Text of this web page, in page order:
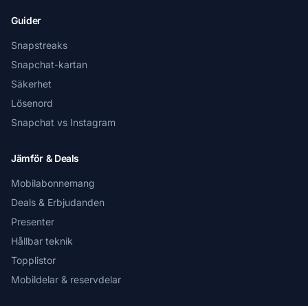
Guider
Snapstreaks
Snapchat-kartan
Säkerhet
Lösenord
Snapchat vs Instagram
Jämför & Deals
Mobilabonnemang
Deals & Erbjudanden
Presenter
Hållbar teknik
Topplistor
Mobildelar & reservdelar